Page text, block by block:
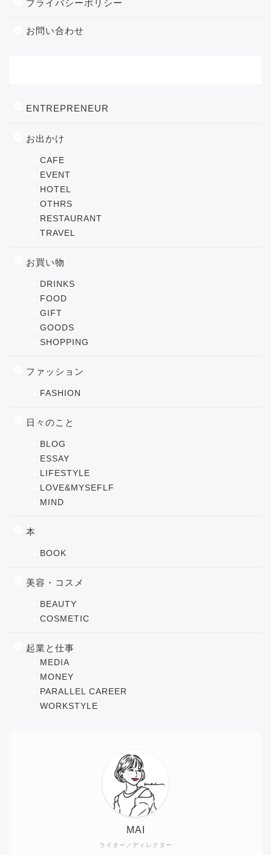
プライバシーポリシー
お問い合わせ
ENTREPRENEUR
お出かけ
CAFE
EVENT
HOTEL
OTHRS
RESTAURANT
TRAVEL
お買い物
DRINKS
FOOD
GIFT
GOODS
SHOPPING
ファッション
FASHION
日々のこと
BLOG
ESSAY
LIFESTYLE
LOVE&MYSEFLF
MIND
本
BOOK
美容・コスメ
BEAUTY
COSMETIC
起業と仕事
MEDIA
MONEY
PARALLEL CAREER
WORKSTYLE
ライター／ディレクター
MAI